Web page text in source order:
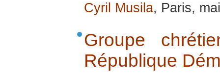
Cyril Musila, Paris,
Groupe
République